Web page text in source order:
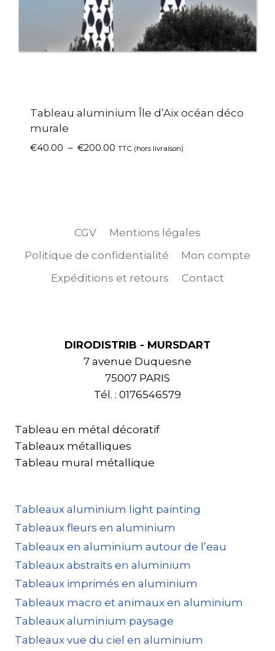
Tableau aluminium Île d’Aix océan déco
murale
€40.00 – €200.00 TTC (hors livraison)
CGV
Mentions légales
Politique de confidentialité
Mon compte
Expéditions et retours
Contact
DIRODISTRIB - MURSDART
7 avenue Duquesne
75007 PARIS
Tél. : 0176546579
Tableau en métal décoratif
Tableaux métalliques
Tableau mural métallique
Tableaux aluminium light painting
Tableaux fleurs en aluminium
Tableaux en aluminium autour de l’eau
Tableaux abstraits en aluminium
Tableaux imprimés en aluminium
Tableaux macro et animaux en aluminium
Tableaux aluminium paysage
Tableaux vue du ciel en aluminium